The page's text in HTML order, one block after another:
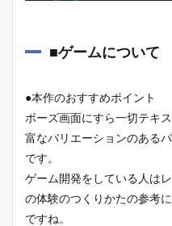
■ゲームについて
●本作のおすすめポイント
ポーズ画面にすら一切テキ
富なバリエーションのある
です。
ゲーム開発をしている人は
の体験のつくりかたの参考
ですね。